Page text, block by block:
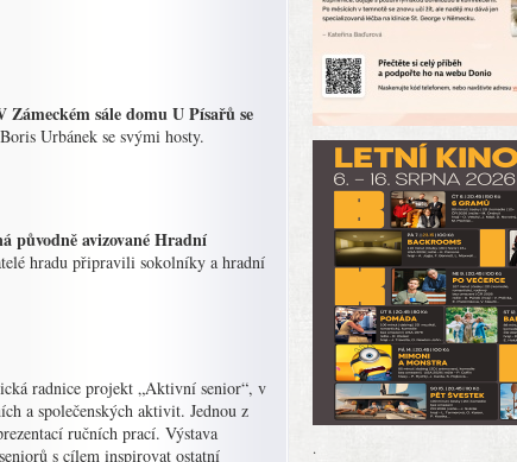
sále domu U Písařů se
Urbánek se svými hosty.
původně avizované Hradní
hradu připravili sokolníky a hradní
radnice projekt „Aktivní senior“, v
a společenských aktivit. Jednou z
ručních prací. Výstava
s cílem inspirovat ostatní
.